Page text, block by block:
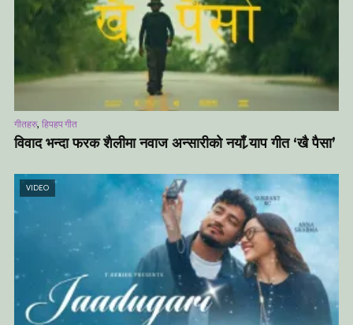
गीतहरु, हिपहप गीत
विवाद भन्दा फरक शैलीमा नवाज अन्सारीको नयाँ र्‍याप गीत ‘खै पैसा’
VIDEO